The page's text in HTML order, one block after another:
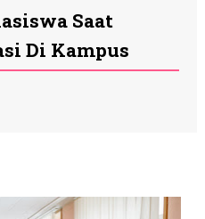
Saat
Di Kampus